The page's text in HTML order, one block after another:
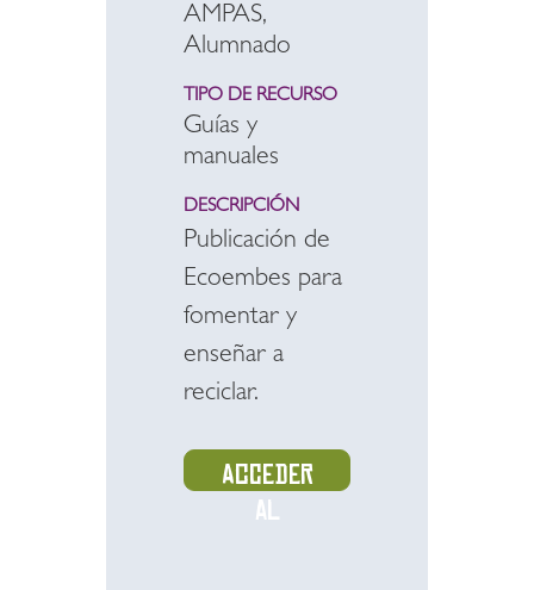
AMPAS,
Alumnado
TIPO DE RECURSO
Guías y
manuales
DESCRIPCIÓN
Publicación de
Ecoembes para
fomentar y
enseñar a
reciclar.
Acceder
al